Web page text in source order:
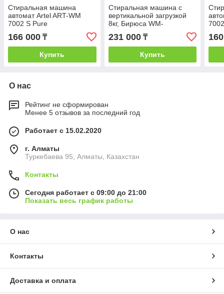
Стиральная машина
автомат Artel ART-WM
7002 S Pure
166 000 ₸
Купить
Стиральная машина с
вертикальной загрузкой
8кг, Бирюса WM-
МТ813/05М серый
231 000₸
Купить
О нас
Рейтинг не сформирован
Менее 5 отзывов за последний год
Работает с 15.02.2020
г. Алматы
Туркебаева 95, Алматы, Казахстан
Контакты
Сегодня работает с 09:00 до 21:00
Показать весь график работы
О нас
Контакты
Доставка и оплата